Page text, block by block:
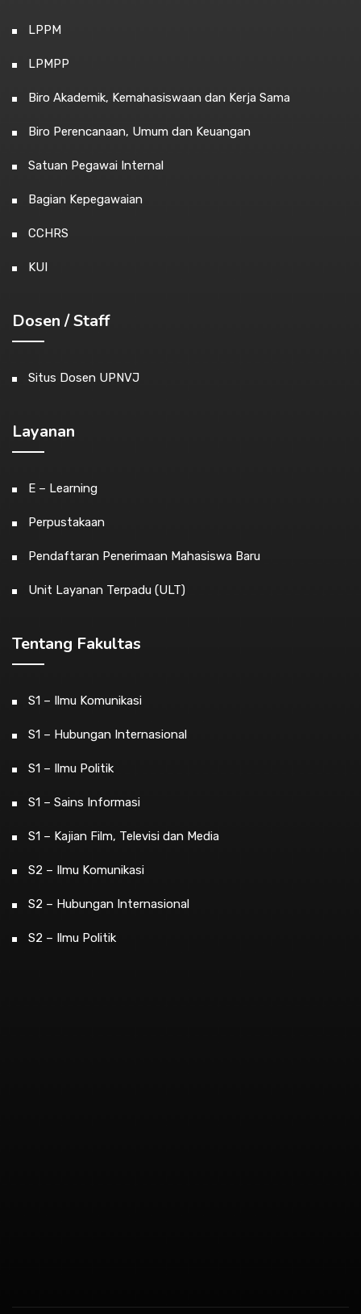
LPPM
LPMPP
Biro Akademik, Kemahasiswaan dan Kerja Sama
Biro Perencanaan, Umum dan Keuangan
Satuan Pegawai Internal
Bagian Kepegawaian
CCHRS
KUI
Dosen / Staff
Situs Dosen UPNVJ
Layanan
E – Learning
Perpustakaan
Pendaftaran Penerimaan Mahasiswa Baru
Unit Layanan Terpadu (ULT)
Tentang Fakultas
S1 – Ilmu Komunikasi
S1 – Hubungan Internasional
S1 – Ilmu Politik
S1 – Sains Informasi
S1 – Kajian Film, Televisi dan Media
S2 – Ilmu Komunikasi
S2 – Hubungan Internasional
S2 – Ilmu Politik